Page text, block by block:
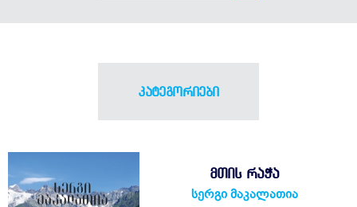
კატეგორიები
ᲛᲗᲘᲡ ᲠᲐᲭᲐ
სერგი მაკალათია